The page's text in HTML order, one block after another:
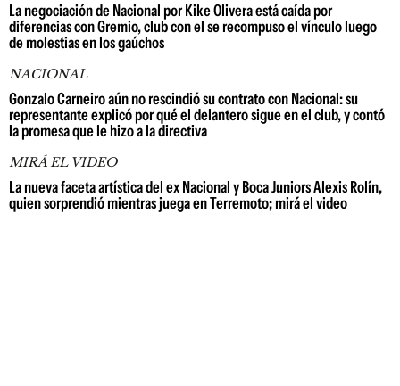
La negociación de Nacional por Kike Olivera está caída por
diferencias con Gremio, club con el se recompuso el vínculo luego
de molestias en los gaúchos
NACIONAL
Gonzalo Carneiro aún no rescindió su contrato con Nacional: su
representante explicó por qué el delantero sigue en el club, y contó
la promesa que le hizo a la directiva
MIRÁ EL VIDEO
La nueva faceta artística del ex Nacional y Boca Juniors Alexis Rolín,
quien sorprendió mientras juega en Terremoto; mirá el video